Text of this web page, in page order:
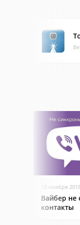
19 ноября
Вайбер не
контакты